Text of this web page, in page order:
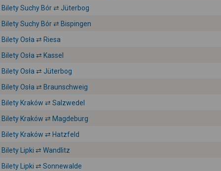
Bilety Suchy Bór ⇄ Jüterbog
Bilety Suchy Bór ⇄ Bispingen
Bilety Osła ⇄ Riesa
Bilety Osła ⇄ Kassel
Bilety Osła ⇄ Jüterbog
Bilety Osła ⇄ Braunschweig
Bilety Kraków ⇄ Salzwedel
Bilety Kraków ⇄ Magdeburg
Bilety Kraków ⇄ Hatzfeld
Bilety Lipki ⇄ Wandlitz
Bilety Lipki ⇄ Sonnewalde